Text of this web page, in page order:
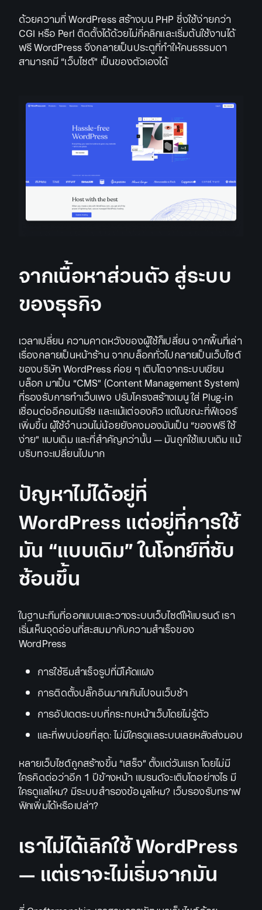
ด้วยความที่ WordPress สร้างบน PHP ซึ่งใช้ง่ายกว่า
CGI หรือ Perl ติดตั้งได้ด้วยไม่กี่คลิกและเริ่มต้นใช้งานได้
ฟรี WordPress จึงกลายเป็นประตูที่ทำให้คนธรรมดา
สามารถมี “เว็บไซต์” เป็นของตัวเองได้
จากเนื้อหาส่วนตัว สู่ระบบ
ของธุรกิจ
เวลาเปลี่ยน ความคาดหวังของผู้ใช้ก็เปลี่ยน จากพื้นที่เล่า
เรื่องกลายเป็นหน้าร้าน จากบล็อกทั่วไปกลายเป็นเว็บไซต์
ของบริษัท WordPress ค่อย ๆ เติบโตจากระบบเขียน
บล็อก มาเป็น “CMS” (Content Management System)
ที่รองรับการทำเว็บเพจ ปรับโครงสร้างเมนู ใส่ Plug-in
เชื่อมต่ออีคอมเมิร์ซ และแม้แต่จองคิว แต่ในขณะที่ฟีเจอร์
เพิ่มขึ้น ผู้ใช้จำนวนไม่น้อยยังคงมองมันเป็น “ของฟรี ใช้
ง่าย” แบบเดิม และที่สำคัญกว่านั้น — มันถูกใช้แบบเดิม แม้
บริบทจะเปลี่ยนไปมาก
ปัญหาไม่ได้อยู่ที่
WordPress แต่อยู่ที่การใช้
มัน “แบบเดิม” ในโจทย์ที่ซับ
ซ้อนขึ้น
ในฐานะทีมที่ออกแบบและวางระบบเว็บไซต์ให้แบรนด์ เรา
เริ่มเห็นจุดอ่อนที่สะสมมากับความสำเร็จของ
WordPress
การใช้ธีมสำเร็จรูปที่มีโค้ดแฝง
การติดตั้งปลั๊กอินมากเกินไปจนเว็บช้า
การอัปเดตระบบที่กระทบหน้าเว็บโดยไม่รู้ตัว
และที่พบบ่อยที่สุด: ไม่มีใครดูแลระบบเลยหลังส่งมอบ
หลายเว็บไซต์ถูกสร้างขึ้น “เสร็จ” ตั้งแต่วันแรก โดยไม่มี
ใครคิดต่อว่าอีก 1 ปีข้างหน้า แบรนด์จะเติบโตอย่างไร มี
ใครดูแลไหม? มีระบบสำรองข้อมูลไหม? เว็บรองรับทราฟ
ฟิกเพิ่มได้หรือเปล่า?
เราไม่ได้เลิกใช้ WordPress
— แต่เราจะไม่เริ่มจากมัน